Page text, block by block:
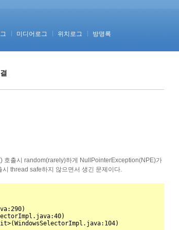
미디어로그 위치로그 방명록
호출시 random(rarely)하게 NullPointerException(NPE)가
thread safe하지 않으면서 생긴 문제이다.